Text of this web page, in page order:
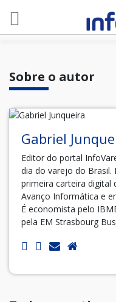
Sobre o autor
Gabriel
Editor do portal
dia do varejo do Brasil.
primeira carteira digital
Avanço Informática e
É economista pelo
pela EM Strasbourg